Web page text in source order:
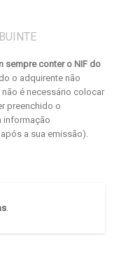
sempre conter o NIF do
o adquirente não
é necessário colocar
preenchido o
informação
a sua emissão).
.